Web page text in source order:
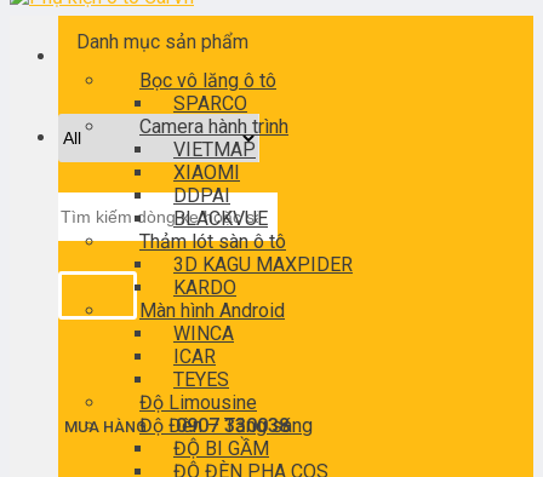
kiếm:
MUA HÀNG0907 330038
Danh mục sản phẩm
Bọc vô lăng ô tô
SPARCO
Camera hành trình
VIETMAP
XIAOMI
DDPAI
BLACKVUE
Thảm lót sàn ô tô
3D KAGU MAXPIDER
KARDO
Màn hình Android
WINCA
ICAR
TEYES
Độ Limousine
Độ Đèn – Tăng sáng
ĐỘ BI GẦM
ĐỘ ĐÈN PHA COS